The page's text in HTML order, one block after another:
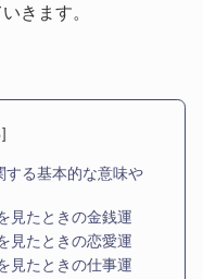
きます。
する基本的な意味や
見たときの金銭運
見たときの恋愛運
見たときの仕事運